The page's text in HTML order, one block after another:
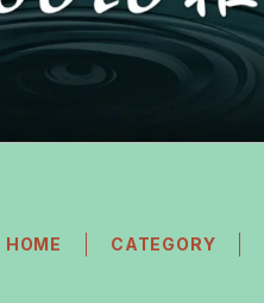
HOME CATEGORY